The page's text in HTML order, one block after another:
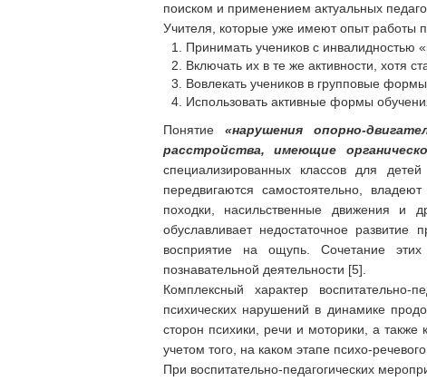
поиском и применением актуальных
Учителя, которые уже имеют опыт работы
Принимать учеников с инвалидностью
Включать их в те же активности, хотя
Вовлекать учеников в групповые
Использовать активные формы
Понятие «нарушения опорно-
расстройства, имеющие
специализированных классов для
передвигаются самостоятельно,
походки, насильственные движения и
обуславливает недостаточное развитие
восприятие на ощупь. Сочетание
познавательной деятельности [5].
Комплексный характер воспитательно-
психических нарушений в динамике
сторон психики, речи и моторики, а
учетом того, на каком этапе психо-
При воспитательно-педагогических